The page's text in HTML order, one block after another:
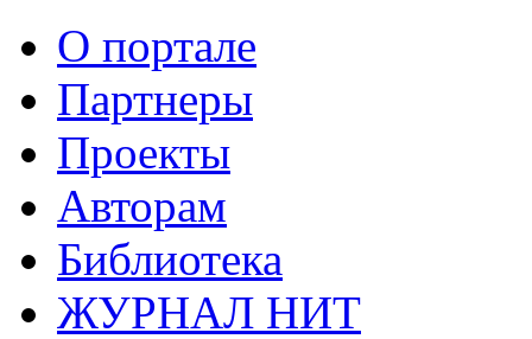
О портале
Партнеры
Проекты
Авторам
Библиотека
ЖУРНАЛ НИТ